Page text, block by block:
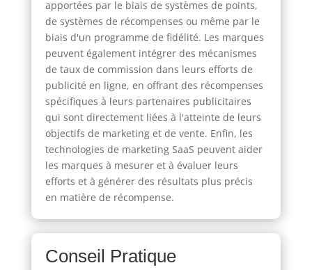
apportées par le biais de systèmes de points,
de systèmes de récompenses ou même par le
biais d'un programme de fidélité. Les marques
peuvent également intégrer des mécanismes
de taux de commission dans leurs efforts de
publicité en ligne, en offrant des récompenses
spécifiques à leurs partenaires publicitaires
qui sont directement liées à l'atteinte de leurs
objectifs de marketing et de vente. Enfin, les
technologies de marketing SaaS peuvent aider
les marques à mesurer et à évaluer leurs
efforts et à générer des résultats plus précis
en matière de récompense.
Conseil Pratique